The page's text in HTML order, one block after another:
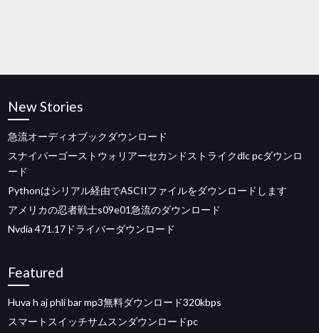
New Stories
急流オーディオブックダウンロード
スナイパーゴーストウォリアーセカンドストライクdlc pcダウンロ
ード
Pythonはシリアル経由でASCIIファイルをダウンロードします
アメリカの忍者戦士s09e01急流のダウンロード
Nvdia 471.17ドライバーダウンロード
Featured
Huva h aj phli bar mp3無料ダウンロード320kbps
スマートスイッチサムスンダウンロードpc